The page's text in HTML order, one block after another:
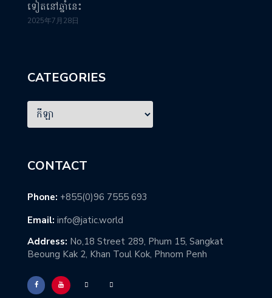
ទៀតនៅឆ្នាំនេះ
2025年7月28日
CATEGORIES
CONTACT
Phone: +855(0)96 7555 693
Email: info@jatic.world
Address: No,18 Street 289, Phum 15, Sangkat
Beoung Kak 2, Khan Toul Kok, Phnom Penh